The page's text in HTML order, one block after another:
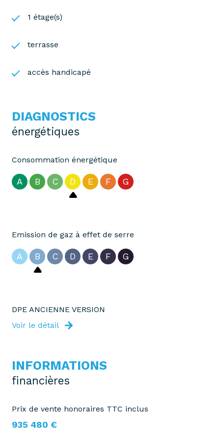
1 étage(s)
terrasse
accès handicapé
DIAGNOSTICS
énergétiques
Consommation énergétique
A B C D E F G
Emission de gaz à effet de serre
A B C D E F G
DPE ANCIENNE VERSION
Voir le détail
INFORMATIONS
financières
Prix de vente honoraires TTC inclus
935 480 €